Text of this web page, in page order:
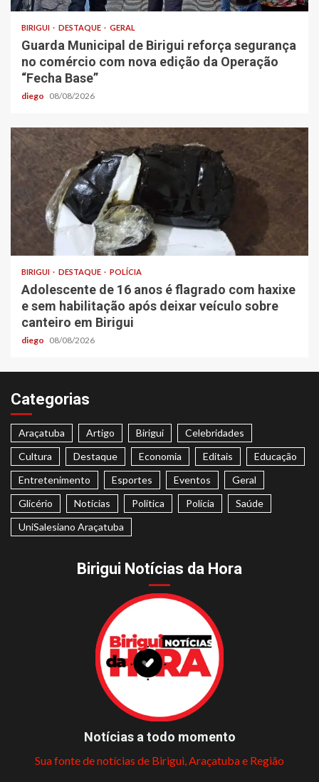
BIRIGUI DESTAQUE GERAL
Guarda Municipal de Birigui reforça segurança
no comércio com nova edição da Operação
“Fecha Base”
diego 08/08/2026
BIRIGUI DESTAQUE POLÍCIA
Adolescente de 16 anos é flagrado com haxixe
e sem habilitação após deixar veículo sobre
canteiro em Birigui
diego 08/08/2026
Categorias
Araçatuba Artigo Birigui
Celebridades
Cultura
Destaque Economia Editais
Educação
Entretenimento
Esportes Eventos
Geral
Glicério
Notícias Politica Polícia
Saúde
UniSalesiano Araçatuba
Birigui Notícias da Hora
Notícias a todo momento
Sua fonte de notícias de Birigui, Araçatuba e Região